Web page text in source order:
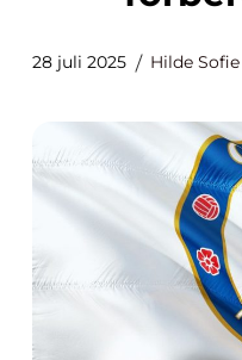
28 juli 2025 Hilde